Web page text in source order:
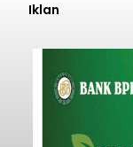
Iklan